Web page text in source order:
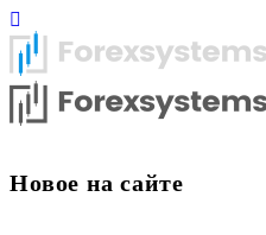
Новое на сайте